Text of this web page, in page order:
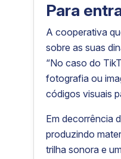
Para
A cooperativa
sobre as suas
“No caso do
fotografia ou
códigos visuais
Em decorrência
produzindo
trilha sonora e